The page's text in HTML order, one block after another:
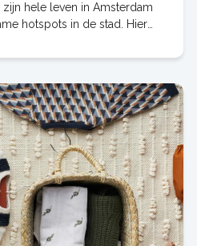
hele leven in Amsterdam
hotspots in de stad. Hier